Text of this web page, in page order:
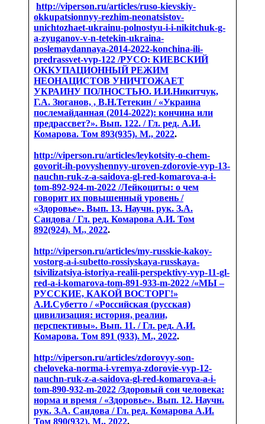
http://viperson.ru/articles/ruso-kievskiy-
okkupatsionnyy-rezhim-neonatsistov-
unichtozhaet-ukrainu-polnostyu-i-i-nikitchuk-g-
a-zyuganov-v-n-tetekin-ukraina-
poslemaydannaya-2014-2022-konchina-ili-
predrassvet-vyp-122 /РУСО: КИЕВСКИЙ
ОККУПАЦИОННЫЙ РЕЖИМ
НЕОНАЦИСТОВ УНИЧТОЖАЕТ
УКРАИНУ ПОЛНОСТЬЮ. И.И.Никитчук,
Г.А. Зюганов, , В.Н.Тетекин / «Украина
послемайданная (2014-2022): кончина или
предрассвет?». Вып. 122. / Гл. ред. А.И.
Комарова. Том 893(935). М., 2022.
http://viperson.ru/articles/leykotsity-o-chem-
govorit-ih-povyshennyy-uroven-zdorovie-vyp-13-
nauchn-ruk-z-a-saidova-gl-red-komarova-a-i-
tom-892-924-m-2022 /Лейкоциты: о чем
говорит их повышенный уровень /
«Здоровье». Вып. 13. Научн. рук. З.А.
Саидова / Гл. ред. Комарова А.И. Том
892(924). М., 2022.
http://viperson.ru/articles/my-russkie-kakoy-
vostorg-a-i-subetto-rossiyskaya-russkaya-
tsivilizatsiya-istoriya-realii-perspektivy-vyp-11-gl-
red-a-i-komarova-tom-891-933-m-2022 /«МЫ –
РУССКИЕ, КАКОЙ ВОСТОРГ!»
А.И.Субетто / «Российская (русская)
цивилизация: история, реалии,
перспективы». Вып. 11. / Гл. ред. А.И.
Комарова. Том 891 (933). М., 2022.
http://viperson.ru/articles/zdorovyy-son-
cheloveka-norma-i-vremya-zdorovie-vyp-12-
nauchn-ruk-z-a-saidova-gl-red-komarova-a-i-
tom-890-932-m-2022 /Здоровый сон человека:
норма и время / «Здоровье». Вып. 12. Научн.
рук. З.А. Саидова / Гл. ред. Комарова А.И.
Том 890(932). М., 2022.